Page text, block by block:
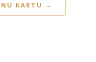
KARTU →